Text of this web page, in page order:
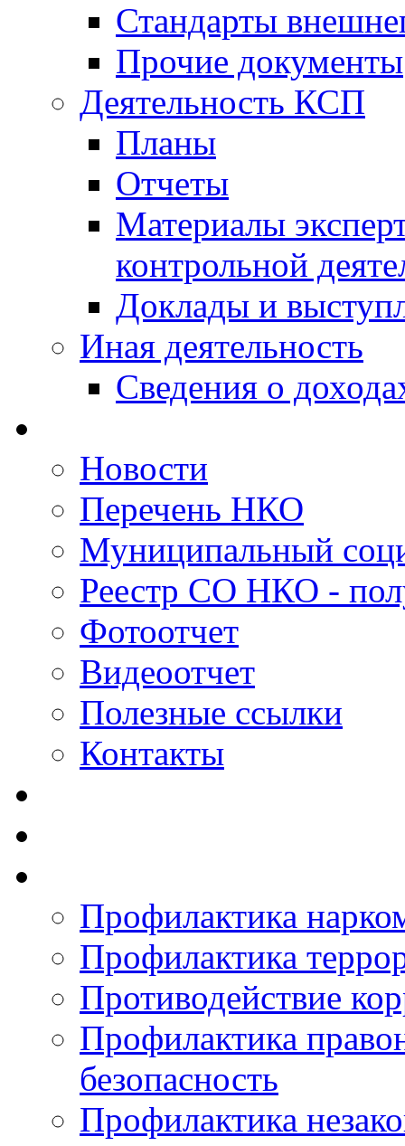
Стандарты
Прочие документы
Деятельность КСП
Планы
Отчеты
Материалы
контрольной
Доклады и
Иная деятельность
Сведения о
Новости
Перечень НКО
Муниципальный
Реестр СО НКО -
Фотоотчет
Видеоотчет
Полезные ссылки
Контакты
Профилактика
Профилактика
Противодействие
Профилактика
безопасность
Профилактика